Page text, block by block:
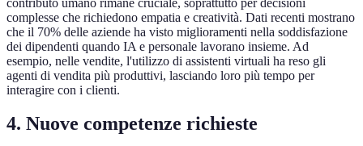
complesse che richiedono empatia e creatività. Dati recenti mostrano
che il 70% delle aziende ha visto miglioramenti nella soddisfazione
dei dipendenti quando IA e personale lavorano insieme. Ad
esempio, nelle vendite, l'utilizzo di assistenti virtuali ha reso gli
agenti di vendita più produttivi, lasciando loro più tempo per
interagire con i clienti.
4. Nuove competenze richieste